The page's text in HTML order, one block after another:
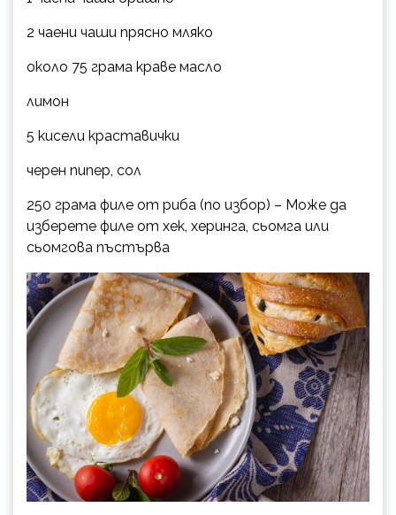
2 чаени чаши прясно мляко
около 75 грама краве масло
лимон
5 кисели краставички
черен пипер, сол
250 грама филе от риба (по избор) – Може да
изберете филе от хек, херинга, сьомга или
сьомгова пъстърва